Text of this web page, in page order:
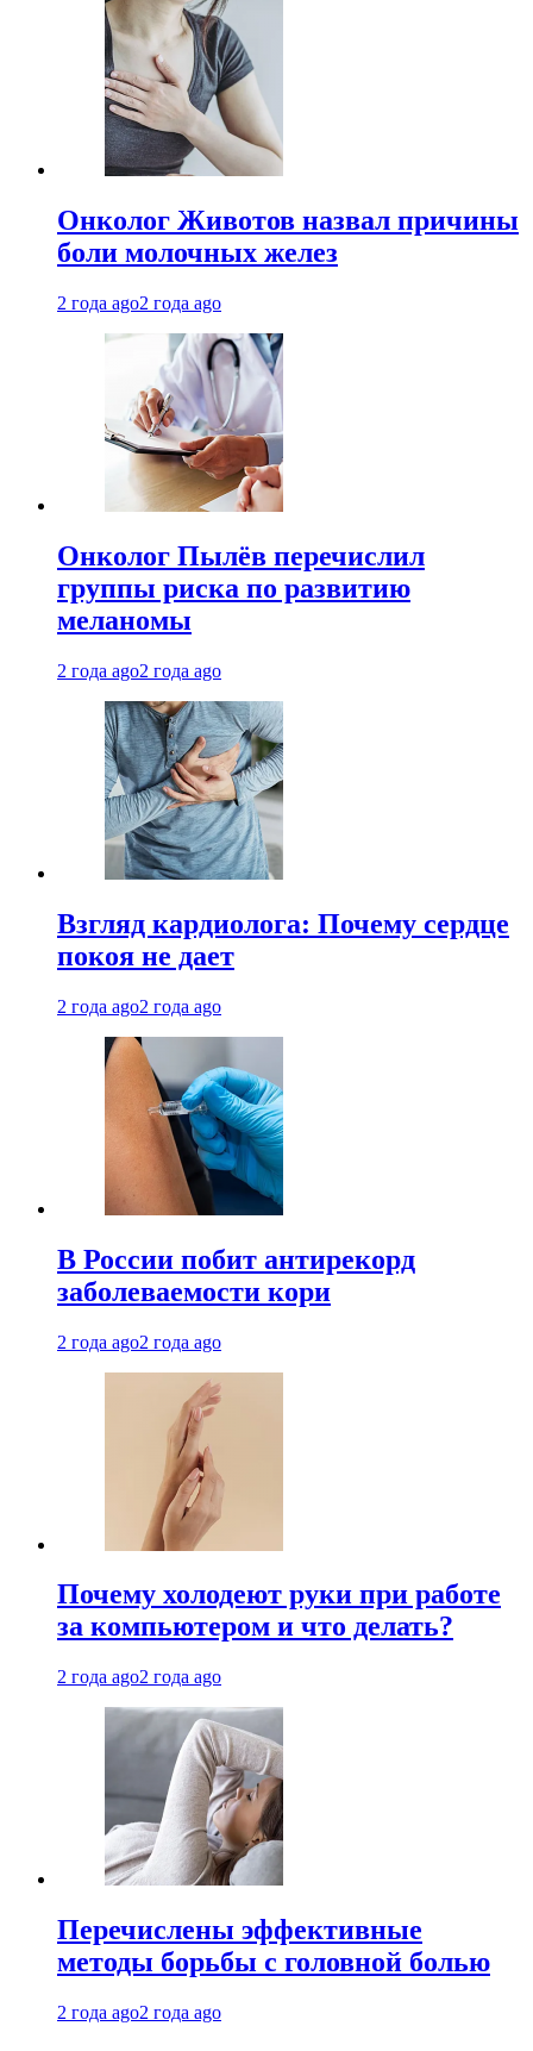
Онколог Животов назвал причины
боли молочных желез
2 года ago2 года ago
Онколог Пылёв перечислил
группы риска по развитию
меланомы
2 года ago2 года ago
Взгляд кардиолога: Почему сердце
покоя не дает
2 года ago2 года ago
В России побит антирекорд
заболеваемости кори
2 года ago2 года ago
Почему холодеют руки при работе
за компьютером и что делать?
2 года ago2 года ago
Перечислены эффективные
методы борьбы с головной болью
2 года ago2 года ago